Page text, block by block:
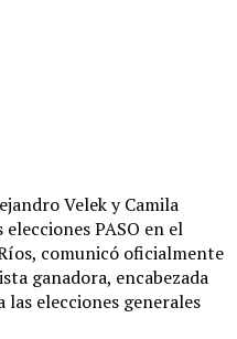
Velek y Camila
PASO en el
comunicó oficialmente
ganadora, encabezada
elecciones generales